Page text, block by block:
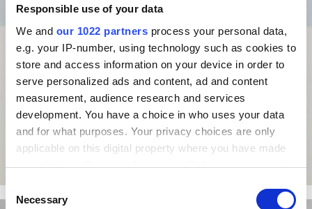
Responsible use of your data
We and our 1022 partners process your personal data,
e.g. your IP-number, using technology such as cookies to
store and access information on your device in order to
serve personalized ads and content, ad and content
measurement, audience research and services
development. You have a choice in who uses your data
and for what purposes. Your privacy choices are only
applicable on this digital property where you have made
your choices. You can change or withdraw your consent
the Privacy trigger icon.
Consent
Selection
Necessary